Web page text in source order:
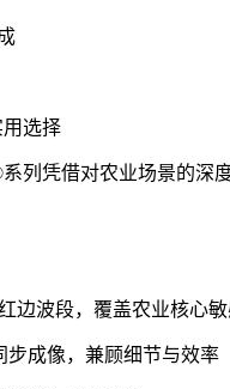
选择
列凭借对农业场景的
边波段，覆盖农业核心
步成像，兼顾细节与效率